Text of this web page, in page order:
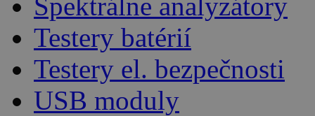
Testery batérií
Testery el. bezpečnosti
USB moduly